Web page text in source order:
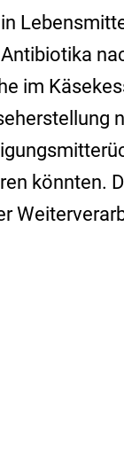
im
könnten.